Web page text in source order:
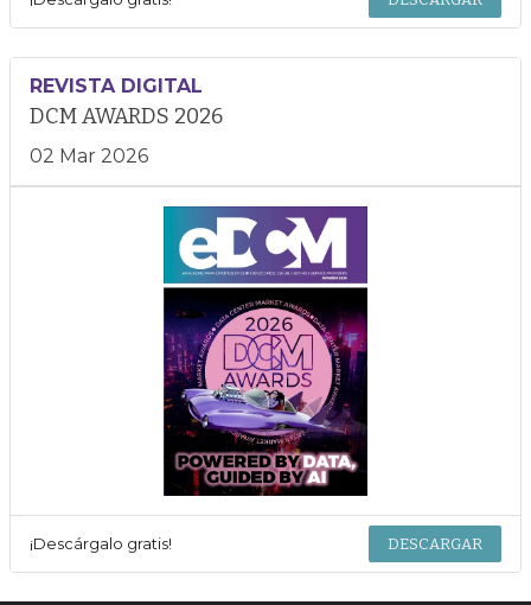
REVISTA DIGITAL
DCM AWARDS 2026
02 Mar 2026
¡Descárgalo gratis! DESCARGAR